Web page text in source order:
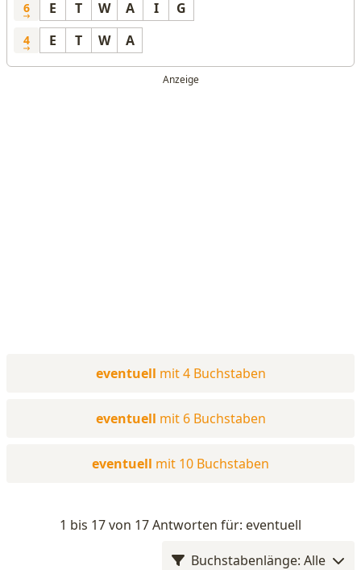
6 E T W A I G
4 E T W A
eventuell mit 4 Buchstaben
eventuell mit 6 Buchstaben
eventuell mit 10 Buchstaben
1 bis 17 von 17 Antworten für: eventuell
Buchstabenlänge: Alle